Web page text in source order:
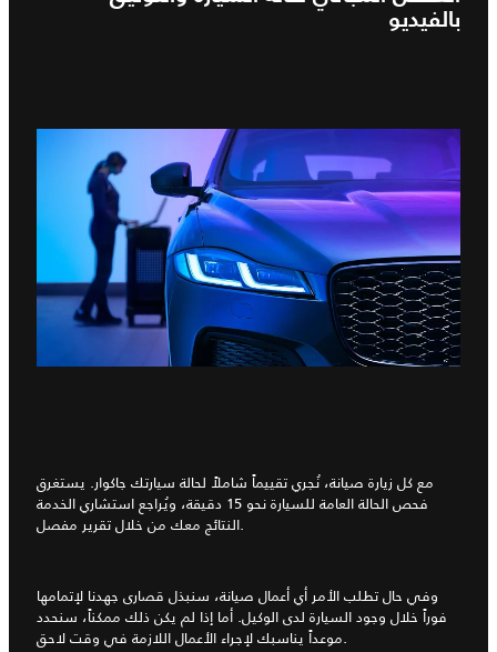
بالفيديو
مع كل زيارة صيانة، نُجري تقييماً شاملاً لحالة سيارتك جاكوار. يستغرق
فحص الحالة العامة للسيارة نحو 15 دقيقة، ويُراجع استشاري الخدمة
النتائج معك من خلال تقرير مفصل.
وفي حال تطلب الأمر أي أعمال صيانة، سنبذل قصارى جهدنا لإتمامها
فوراً خلال وجود السيارة لدى الوكيل. أما إذا لم يكن ذلك ممكناً، سنحدد
موعداً يناسبك لإجراء الأعمال اللازمة في وقت لاحق.